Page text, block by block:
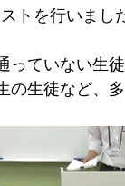
トを行いまし
ていない生徒
の生徒など、